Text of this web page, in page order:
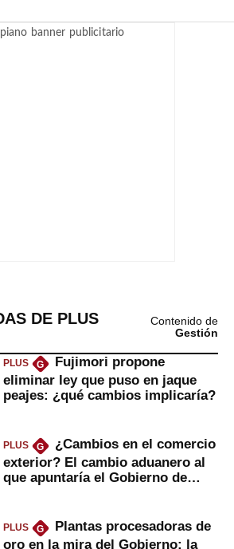
DE PLUS
Contenido de
Gestión
PLUS G
Fujimori propone
eliminar ley que puso en jaque
peajes: ¿qué cambios implicaría?
PLUS G
¿Cambios en el comercio
exterior? El cambio aduanero al
que apuntaría el Gobierno de
PLUS G
Plantas procesadoras de
oro en la mira del Gobierno: la